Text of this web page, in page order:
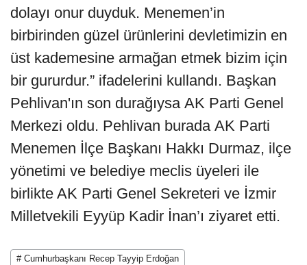
dolayı onur duyduk. Menemen’in
birbirinden güzel ürünlerini devletimizin en
üst kademesine armağan etmek bizim için
bir gururdur.” ifadelerini kullandı. Başkan
Pehlivan'ın son durağıysa AK Parti Genel
Merkezi oldu. Pehlivan burada AK Parti
Menemen İlçe Başkanı Hakkı Durmaz, ilçe
yönetimi ve belediye meclis üyeleri ile
birlikte AK Parti Genel Sekreteri ve İzmir
Milletvekili Eyyüp Kadir İnan’ı ziyaret etti.
# Cumhurbaşkanı Recep Tayyip Erdoğan